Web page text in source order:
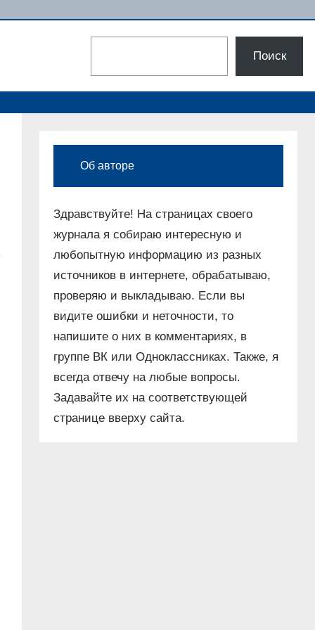
Поиск
Об авторе
Здравствуйте! На страницах своего
журнала я собираю интересную и
любопытную информацию из разных
источников в интернете, обрабатываю,
проверяю и выкладываю. Если вы
видите ошибки и неточности, то
напишите о них в комментариях, в
группе ВК или Одноклассниках. Также, я
всегда отвечу на любые вопросы.
Задавайте их на соответствующей
странице вверху сайта.